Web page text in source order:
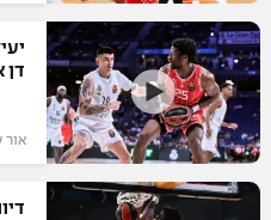
רשיון להקרנה פומבית לבית
הצטרפות לחבילת הערוצים
לוח דרושים – ג'ובנט
תגיות
דן
אור